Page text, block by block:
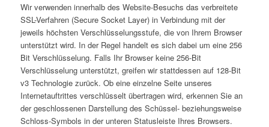
Wir verwenden innerhalb des Website-Besuchs das verbreitete
SSL-Verfahren (Secure Socket Layer) in Verbindung mit der
jeweils höchsten Verschlüsselungsstufe, die von Ihrem Browser
unterstützt wird. In der Regel handelt es sich dabei um eine 256
Bit Verschlüsselung. Falls Ihr Browser keine 256-Bit
Verschlüsselung unterstützt, greifen wir stattdessen auf 128-Bit
v3 Technologie zurück. Ob eine einzelne Seite unseres
Internetauftrittes verschlüsselt übertragen wird, erkennen Sie an
der geschlossenen Darstellung des Schüssel- beziehungsweise
Schloss-Symbols in der unteren Statusleiste Ihres Browsers.